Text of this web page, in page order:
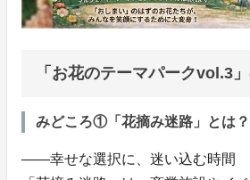
「お花のテーマパークvol.3
みどころ①「花摘み迷路」とは？
——幸せな選択に、迷い込む時間